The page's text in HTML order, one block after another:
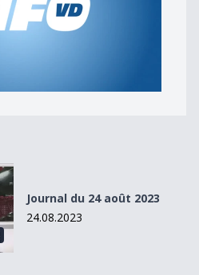
Journal du 24 août 2023
24.08.2023